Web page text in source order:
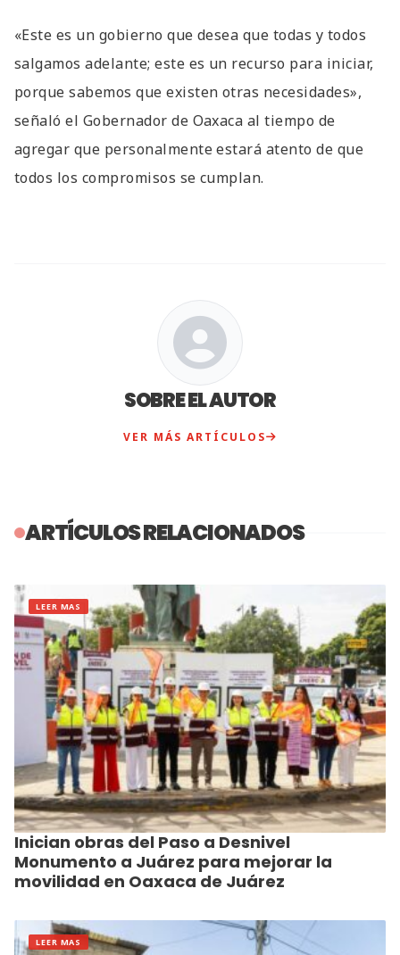
«Este es un gobierno que desea que todas y todos
salgamos adelante; este es un recurso para iniciar,
porque sabemos que existen otras necesidades»,
señaló el Gobernador de Oaxaca al tiempo de
agregar que personalmente estará atento de que
todos los compromisos se cumplan.
SOBRE EL AUTOR
VER MÁS ARTÍCULOS
ARTÍCULOS RELACIONADOS
LEER MAS
Inician obras del Paso a Desnivel
Monumento a Juárez para mejorar la
movilidad en Oaxaca de Juárez
LEER MAS